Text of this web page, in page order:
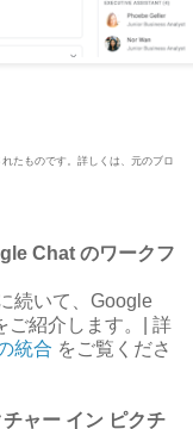
たものです。詳しくは、元のブロ
Chat のワークフ
続いて、Google
ご紹介します。| 詳
統合 をご覧くださ
ャー イン ピクチ